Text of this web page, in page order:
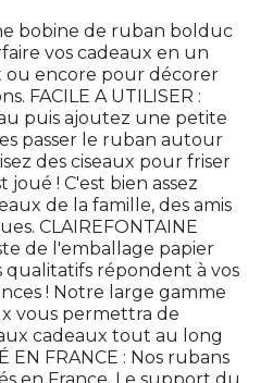
bobine de ruban bolduc
vos cadeaux en un
encore pour décorer
FACILE A UTILISER :
puis ajoutez une petite
passer le ruban autour
des ciseaux pour friser
! C'est bien assez
de la famille, des amis
CLAIREFONTAINE
de l'emballage papier
qualitatifs répondent à vos
! Notre large gamme
vous permettra de
cadeaux tout au long
EN FRANCE : Nos rubans